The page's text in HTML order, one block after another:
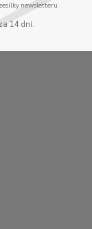
newsletteru.
14 dní.